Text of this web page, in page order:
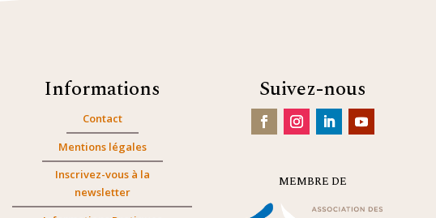
Informations
Contact
Mentions légales
Inscrivez-vous à la
newsletter
Suivez-nous
MEMBRE DE